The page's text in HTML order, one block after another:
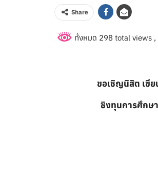
Share
ทั้งหมด 298 total views
ขอเชิญนิสิต เขีย
ชิงทุนการศึกษ